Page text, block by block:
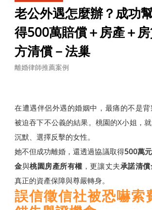
老公外遇怎麼辦？成功
得500萬賠償＋房產＋
方清償－法巢
離婚律師推薦案例
在遭遇伴侶外遇的婚姻中，最痛的不是
被迫吞下不公義的結果。桃園的X小姐，
沉默、選擇反擊的女性。
她不但成功離婚，還透過協議取得500萬
金與桃園房產所有權 ，更讓丈夫承諾清
真正的資產保障與尊嚴轉身。
誤信徵信社被恐嚇索